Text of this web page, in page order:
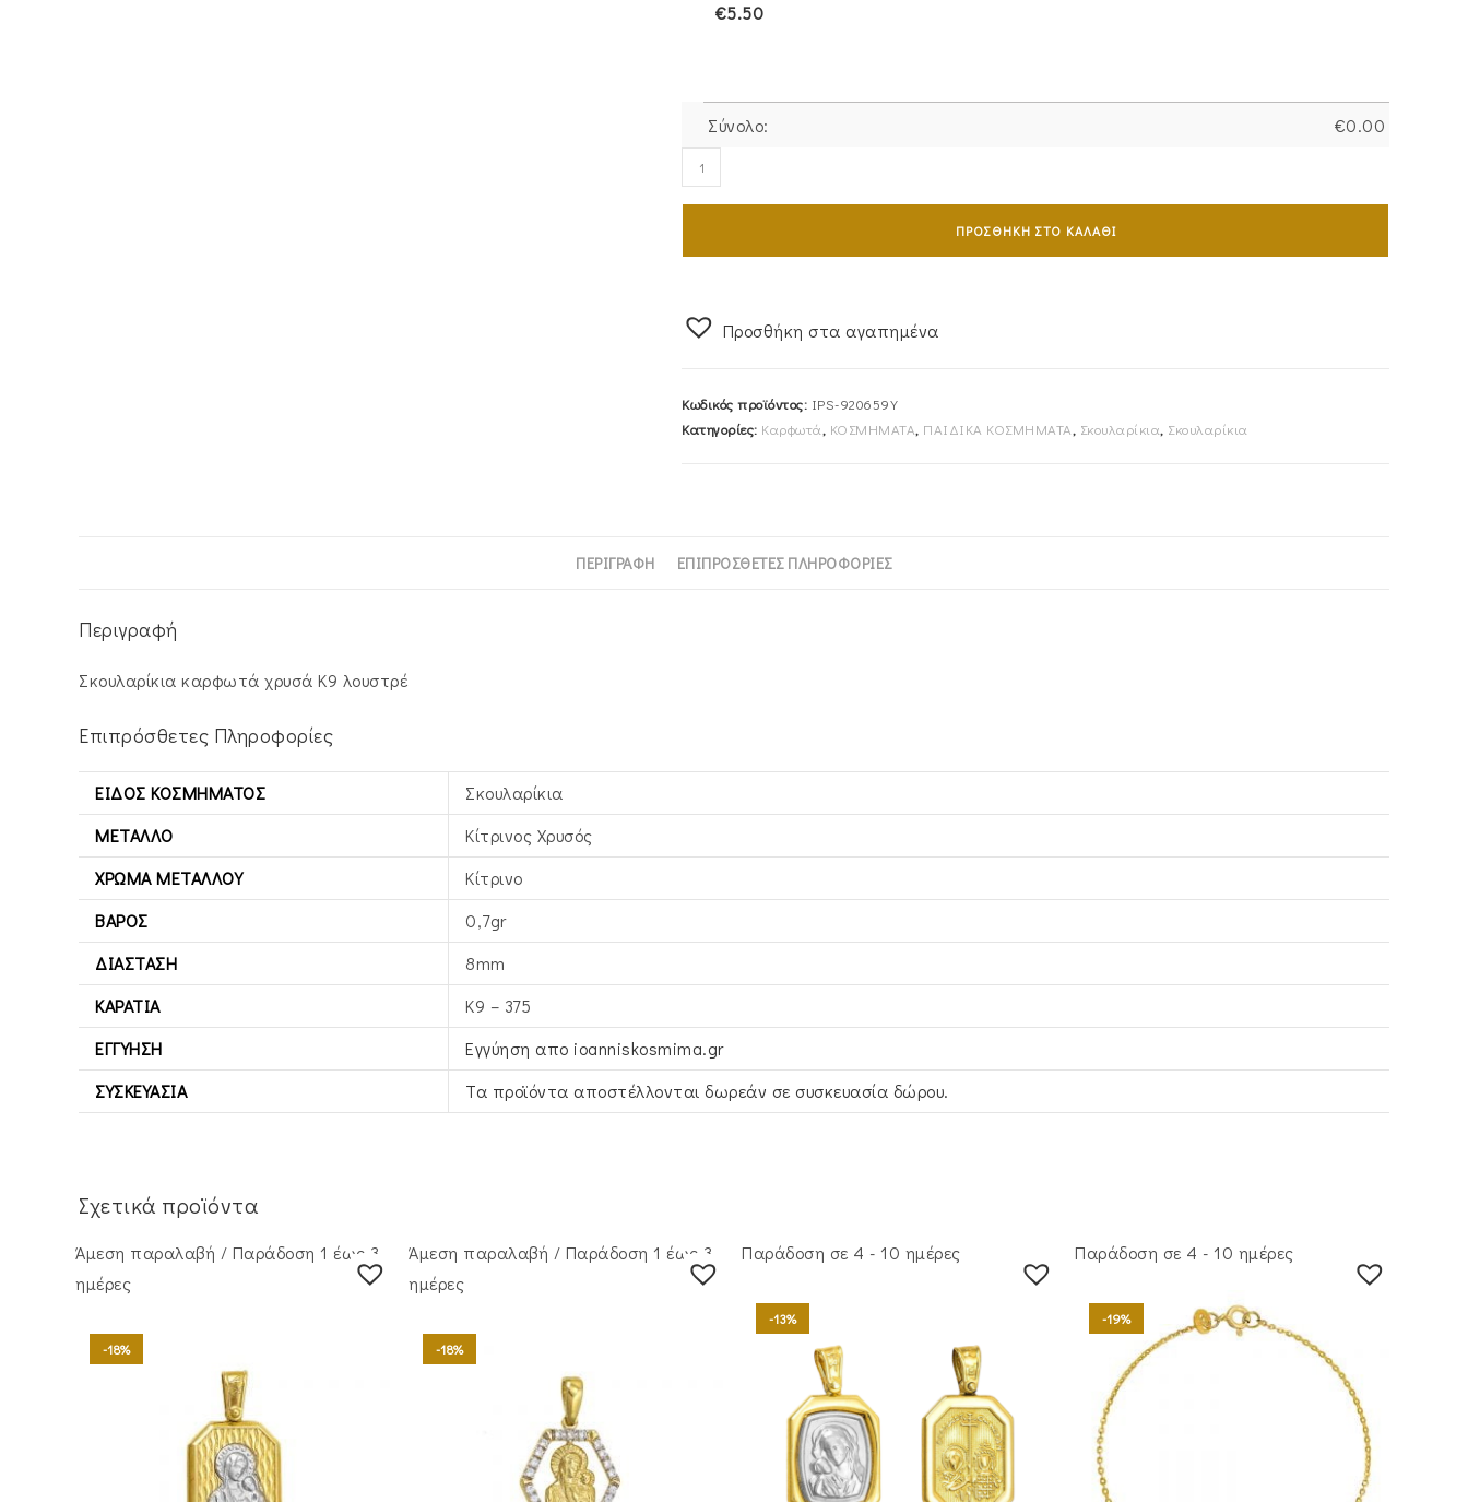
€5.50
Σύνολο: €0.00
Σκουλαρίκια
Χρυσά
ΠΡΟΣΘΉΚΗ ΣΤΟ ΚΑΛΆΘΙ
Προσθήκη στα αγαπημένα
Κωδικός προϊόντος: IPS-920659Y
Κατηγορίες: Καρφωτά, ΚΟΣΜΗΜΑΤΑ, ΠΑΙΔΙΚΑ ΚΟΣΜΗΜΑΤΑ, Σκουλαρίκια, Σκουλαρίκια
ΠΕΡΙΓΡΑΦΉ ΕΠΙΠΡΌΣΘΕΤΕΣ ΠΛΗΡΟΦΟΡΊΕΣ
Περιγραφή
Σκουλαρίκια καρφωτά χρυσά Κ9 λουστρέ
Επιπρόσθετες Πληροφορίες
ΕΊΔΟΣ ΚΟΣΜΉΜΑΤΟΣ
Σκουλαρίκια
ΜΈΤΑΛΛΟ
Κίτρινος Xρυσός
ΧΡΏΜΑ ΜΕΤΆΛΛΟΥ
Κίτρινο
ΒΆΡΟΣ
0,7gr
ΔΙΆΣΤΑΣΗ
8mm
ΚΑΡΆΤΙΑ
Κ9 – 375
ΕΓΓΎΗΣΗ
Εγγύηση απο ioanniskosmima.gr
ΣΥΣΚΕΥΑΣΊΑ
Τα προϊόντα αποστέλλονται δωρεάν σε συσκευασία δώρου.
Σχετικά προϊόντα
Άμεση παραλαβή / Παράδoση 1 έως 3
ημέρες
-18%
Άμεση παραλαβή / Παράδoση 1 έως 3
ημέρες
-18%
Παράδοση σε 4 - 10 ημέρες
-13%
Παράδοση σε 4 - 10 ημέρες
-19%